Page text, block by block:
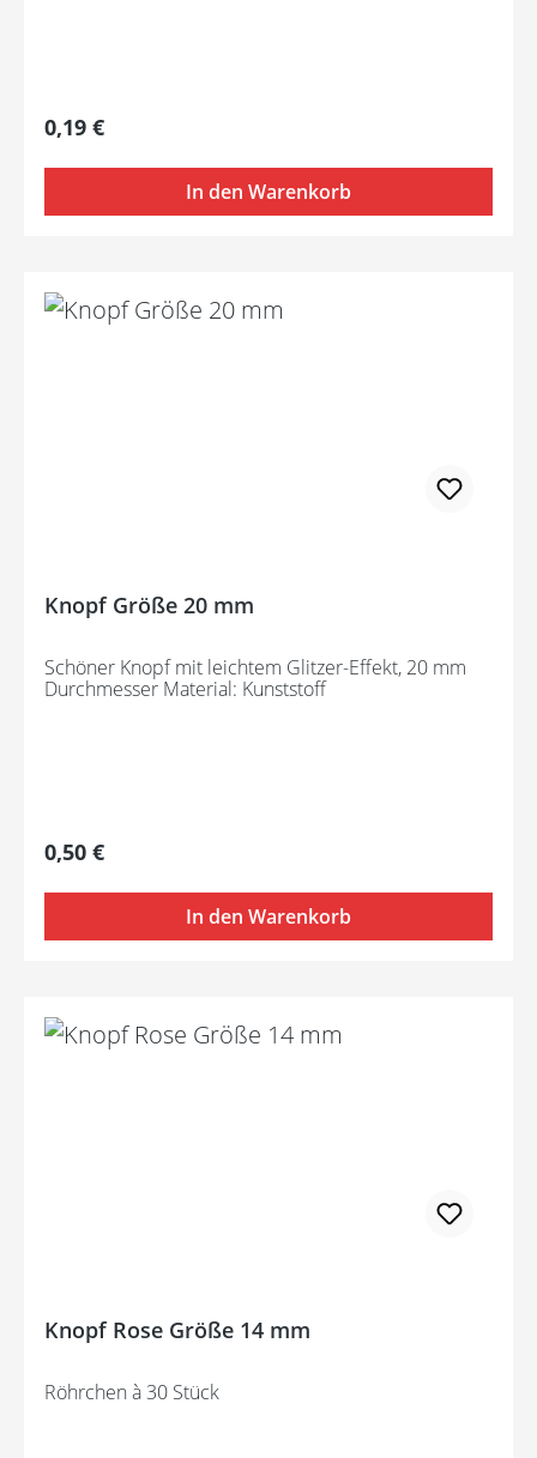
Regulärer Preis:
0,19 €
In den Warenkorb
Knopf Größe 20 mm
Schöner Knopf mit leichtem Glitzer-Effekt, 20 mm
Durchmesser Material: Kunststoff
Regulärer Preis:
0,50 €
In den Warenkorb
Knopf Rose Größe 14 mm
Röhrchen à 30 Stück